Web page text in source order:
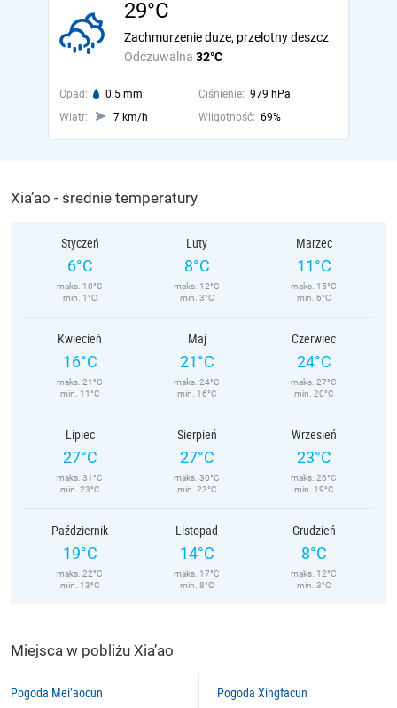
29°C
Odczuwalna 32°C
Zachmurzenie duże, przelotny deszcz
Opad: 0.5 mm Ciśnienie: 979 hPa
Wiatr:
7 km/h Wilgotność: 69%
Xia’ao - średnie temperatury
Styczeń
6°C
maks. 10°C
min. 1°C
Luty
8°C
maks. 12°C
min. 3°C
Marzec
11°C
maks. 15°C
min. 6°C
Kwiecień
16°C
maks. 21°C
min. 11°C
Maj
21°C
maks. 24°C
min. 16°C
Czerwiec
24°C
maks. 27°C
min. 20°C
Lipiec
27°C
maks. 31°C
min. 23°C
Sierpień
27°C
maks. 30°C
min. 23°C
Wrzesień
23°C
maks. 26°C
min. 19°C
Październik
19°C
maks. 22°C
min. 13°C
Listopad
14°C
maks. 17°C
min. 8°C
Grudzień
8°C
maks. 12°C
min. 3°C
Miejsca w pobliżu Xia’ao
Pogoda Mei’aocun Pogoda Xingfacun